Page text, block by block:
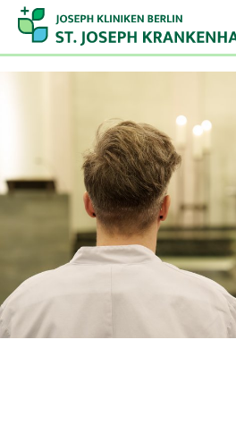
Notaufnahme
Kliniken & Zentren
Aufenthalt & Besuch
Pflege